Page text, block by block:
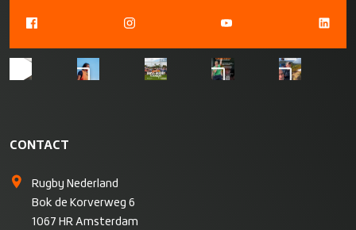
CONTACT
Rugby Nederland
Bok de Korverweg 6
1067 HR Amsterdam